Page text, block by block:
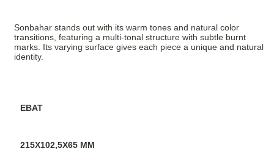
Sonbahar stands out with its warm tones and natural color
transitions, featuring a multi-tonal structure with subtle burnt
marks. Its varying surface gives each piece a unique and natural
identity.
EBAT
215X102,5X65 MM